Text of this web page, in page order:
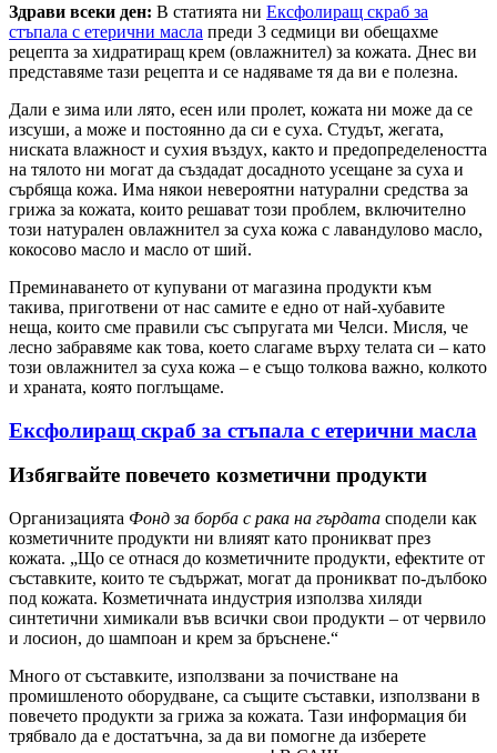
Здрави всеки ден: В статията ни Ексфолиращ скраб за
стъпала с етерични масла преди 3 седмици ви обещахме
рецепта за хидратиращ крем (овлажнител) за кожата. Днес ви
представяме тази рецепта и се надяваме тя да ви е полезна.
Дали е зима или лято, есен или пролет, кожата ни може да се
изсуши, а може и постоянно да си е суха. Студът, жегата,
ниската влажност и сухия въздух, както и предопределеността
на тялото ни могат да създадат досадното усещане за суха и
сърбяща кожа. Има някои невероятни натурални средства за
грижа за кожата, които решават този проблем, включително
този натурален овлажнител за суха кожа с лавандулово масло,
кокосово масло и масло от ший.
Преминаването от купувани от магазина продукти към
такива, приготвени от нас самите е едно от най-хубавите
неща, които сме правили със съпругата ми Челси. Мисля, че
лесно забравяме как това, което слагаме върху телата си – като
този овлажнител за суха кожа – е също толкова важно, колкото
и храната, която поглъщаме.
Ексфолиращ скраб за стъпала с етерични масла
Избягвайте повечето козметични продукти
Организацията Фонд за борба с рака на гърдата сподели как
козметичните продукти ни влияят като проникват през
кожата. „Що се отнася до козметичните продукти, ефектите от
съставките, които те съдържат, могат да проникват по-дълбоко
под кожата. Козметичната индустрия използва хиляди
синтетични химикали във всички свои продукти – от червило
и лосион, до шампоан и крем за бръснене.“
Много от съставките, използвани за почистване на
промишленото оборудване, са същите съставки, използвани в
повечето продукти за грижа за кожата. Тази информация би
трябвало да е достатъчна, за да ви помогне да изберете